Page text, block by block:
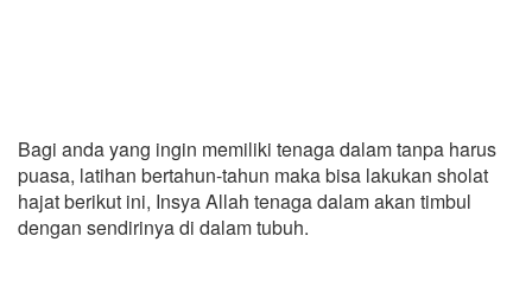
Bagi anda yang ingin memiliki tenaga dalam tanpa harus
puasa, latihan bertahun-tahun maka bisa lakukan sholat
hajat berikut ini, Insya Allah tenaga dalam akan timbul
dengan sendirinya di dalam tubuh.